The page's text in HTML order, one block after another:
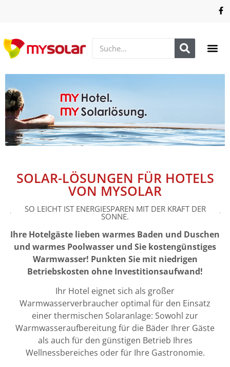
SOLAR-LÖSUNGEN FÜR HOTELS
VON MYSOLAR
SO LEICHT IST ENERGIESPAREN MIT DER KRAFT DER
SONNE.
Ihre Hotelgäste lieben warmes Baden und Duschen
und warmes Poolwasser und Sie kostengünstiges
Warmwasser! Punkten Sie mit niedrigen
Betriebskosten ohne Investitionsaufwand!
Ihr Hotel eignet sich als großer
Warmwasserverbraucher optimal für den Einsatz
einer thermischen Solaranlage: Sowohl zur
Warmwasseraufbereitung für die Bäder Ihrer Gäste
als auch für den günstigen Betrieb Ihres
Wellnessbereiches oder für Ihre Gastronomie.